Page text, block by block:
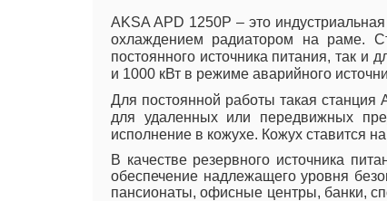
AKSA APD 1250P – это
охлаждением радиатором на раме.
постоянного источника питания, так
и 1000 кВт в режиме аварийного
Для постоянной работы такая
для удаленных или передвижных
исполнение в кожухе. Кожух ставится
В качестве резервного источника
обеспечение надлежащего уровня
пансионаты, офисные центры, банки,